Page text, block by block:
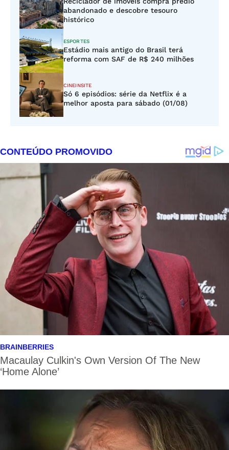
abandonado e descobre tesouro
histórico
ESPORTES
Estádio mais antigo do Brasil terá
reforma com SAF de R$ 240 milhões
CINEINSITE
Só 6 episódios: série da Netflix é a
melhor aposta para sábado (01/08)